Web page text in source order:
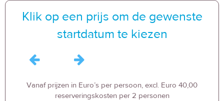
Klik op een prijs om de gewenste
startdatum te kiezen
Vanaf prijzen in Euro’s per persoon, excl. Euro 40,00
reserveringskosten per 2 personen